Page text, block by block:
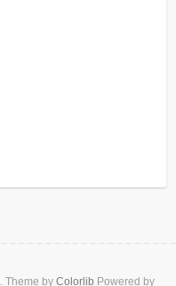
. Theme by Colorlib Powered by